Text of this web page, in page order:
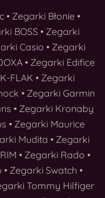
• Zegarki Błonie•
BOSS• Zegarki
Casio • Zegarki
• Zegarki Edifice
FLAK • Zegarki
• Zegarki Garmin
• Zegarki Kronaby
• Zegarki Maurice
Mudita • Zegarki
• Zegarki Rado •
• Zegarki Swatch •
Tommy Hilfiger